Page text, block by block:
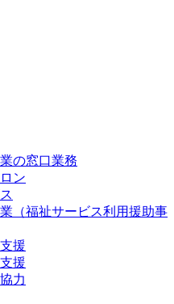
の窓口業務
ン
（福祉サービス利用援助事
援
援
力